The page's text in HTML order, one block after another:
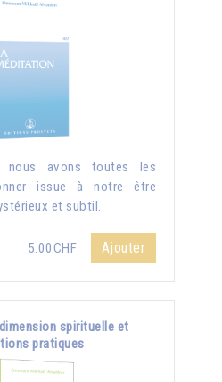
nous avons toutes les
issue à notre être
et subtil.
5.00CHF Ajouter
spirituelle et
pratiques